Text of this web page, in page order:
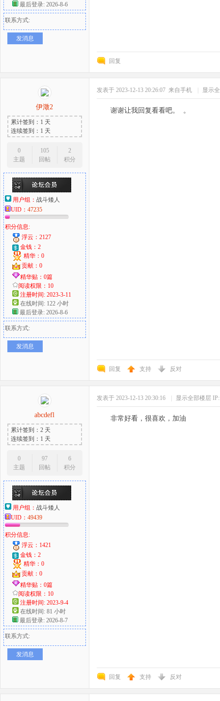
最后登录: 2026-8-6
联系方式:
发消息
回复
伊澂2
累计签到：1 天
连续签到：1 天
0
主题
105
回帖
2
积分
用户组： 战斗矮人
UID： 47235
积分信息:
浮云：2127
金钱：2
精华：0
贡献：0
精华贴：0篇
阅读权限：10
注册时间: 2023-3-11
在线时间: 122 小时
最后登录: 2026-8-6
联系方式:
发消息
发表于 2023-12-13 20:26:07 来自手机 显示
谢谢让我回复看看吧。 。
回复 支持 反对
abcdefl
累计签到：2 天
连续签到：1 天
0
主题
97
回帖
6
积分
用户组： 战斗矮人
UID： 49439
积分信息:
浮云：1421
金钱：2
精华：0
贡献：0
精华贴：0篇
阅读权限：10
注册时间: 2023-9-4
在线时间: 81 小时
最后登录: 2026-8-7
联系方式:
发消息
发表于 2023-12-13 20:30:16 显示全部楼层
非常好看，很喜欢，加油
回复 支持 反对